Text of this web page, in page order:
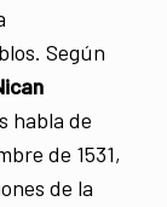
Según
habla de
de 1531,
de la